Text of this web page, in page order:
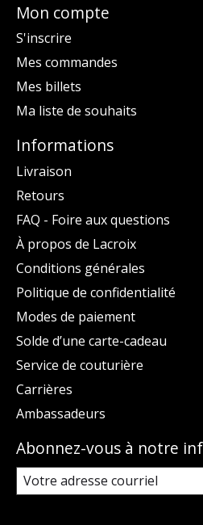
Mon compte
S'inscrire
Mes commandes
Mes billets
Ma liste de souhaits
Informations
Livraison
Retours
FAQ - Foire aux questions
À propos de Lacroix
Conditions générales
Politique de confidentialité
Modes de paiement
Solde d’une carte-cadeau
Service de couturière
Carrières
Ambassadeurs
Abonnez-vous à notre